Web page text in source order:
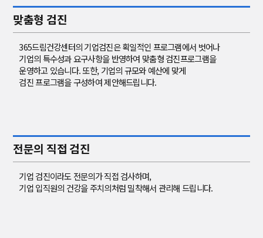
맞춤형 검진
365드림건강센터의 기업검진은 획일적인 프로그램에서 벗어나
기업의 특수성과 요구사항을 반영하여 맞춤형 검진프로그램을
운영하고 있습니다. 또한, 기업의 규모와 예산에 맞게
검진 프로그램을 구성하여 제안해드립니다.
전문의 직접 검진
기업 검진이라도 전문의가 직접 검사하며,
기업 입직원의 건강을 주치의처럼 밀착해서 관리해 드립니다.